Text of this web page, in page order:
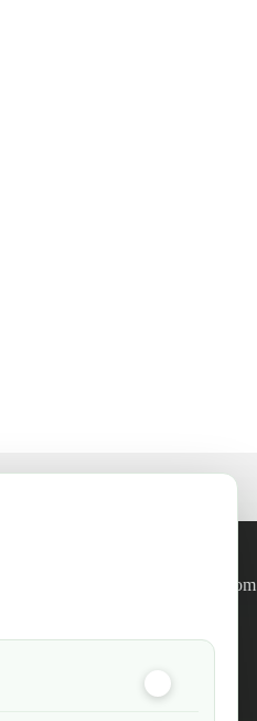
info@green-tech-shop.com